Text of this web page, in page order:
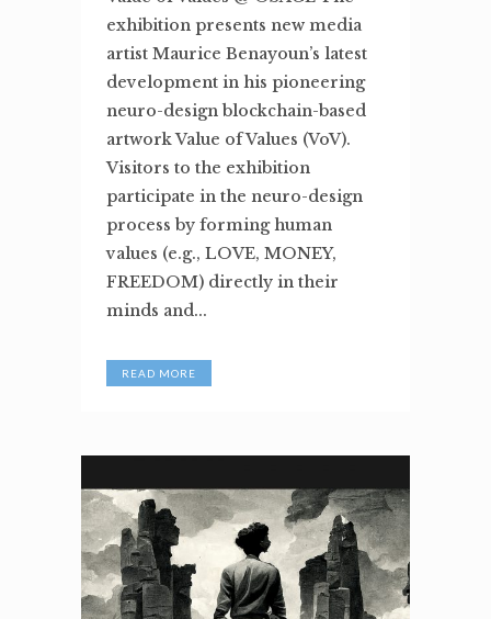
exhibition presents new media
artist Maurice Benayoun’s latest
development in his pioneering
neuro-design blockchain-based
artwork Value of Values (VoV).
Visitors to the exhibition
participate in the neuro-design
process by forming human
values (e.g., LOVE, MONEY,
FREEDOM) directly in their
minds and...
READ MORE